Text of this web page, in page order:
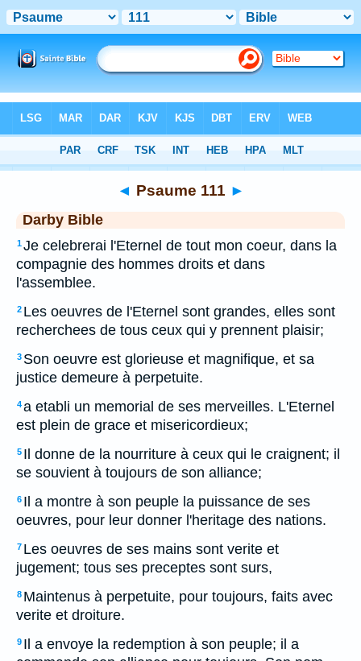
> Psaume 111
◄ Psaume 111 ►
Darby Bible
1Je celebrerai l'Eternel de tout mon coeur, dans la
compagnie des hommes droits et dans
l'assemblee.
2 Les oeuvres de l'Eternel sont grandes, elles sont
recherchees de tous ceux qui y prennent plaisir;
3 Son oeuvre est glorieuse et magnifique, et sa
justice demeure à perpetuite.
4a etabli un memorial de ses merveilles. L'Eternel
est plein de grace et misericordieux;
5 Il donne de la nourriture à ceux qui le craignent; il
se souvient à toujours de son alliance;
6 Il a montre à son peuple la puissance de ses
oeuvres, pour leur donner l'heritage des nations.
7 Les oeuvres de ses mains sont verite et
jugement; tous ses preceptes sont surs,
8 Maintenus à perpetuite, pour toujours, faits avec
verite et droiture.
9 Il a envoye la redemption à son peuple; il a